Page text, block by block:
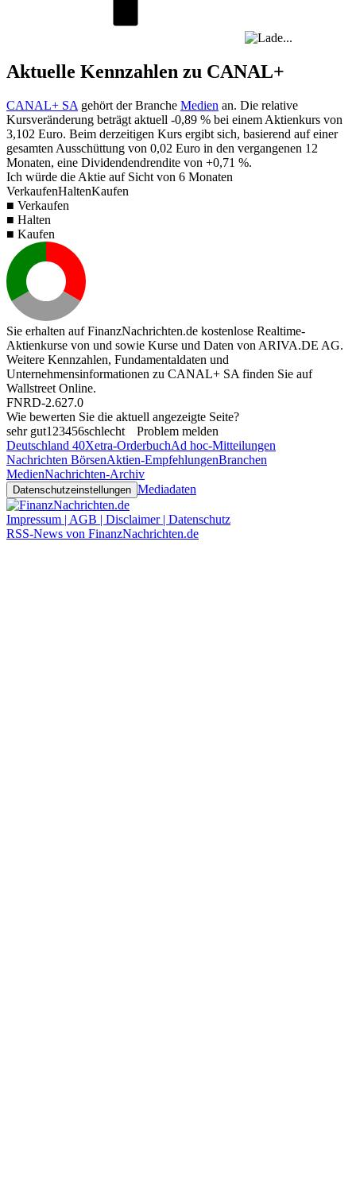
Aktuelle Kennzahlen zu CANAL+
CANAL+ SA gehört der Branche Medien an. Die relative
Kursveränderung beträgt aktuell -0,89 % bei einem Aktienkurs von
3,102 Euro. Beim derzeitigen Kurs ergibt sich, basierend auf einer
gesamten Ausschüttung von 0,02 Euro in den vergangenen 12
Monaten, eine Dividendendrendite von +0,71 %.
Ich würde die Aktie auf Sicht von 6 Monaten
VerkaufenHaltenKaufen
■ Verkaufen
■ Halten
■ Kaufen
Sie erhalten auf FinanzNachrichten.de kostenlose Realtime-
Aktienkurse von und sowie Kurse und Daten von ARIVA.DE AG.
Weitere Kennzahlen, Fundamentaldaten und
Unternehmensinformationen zu CANAL+ SA finden Sie auf
Wallstreet Online.
FNRD-2.627.0
Wie bewerten Sie die aktuell angezeigte Seite?
sehr gut1 23456schlecht
Problem melden
Deutschland 40Xetra-OrderbuchAd hoc-Mitteilungen
Nachrichten BörsenAktien-EmpfehlungenBranchen
MedienNachrichten-Archiv
Datenschutzeinstellungen Mediadaten
Impressum | AGB | Disclaimer | Datenschutz
RSS-News von FinanzNachrichten.de